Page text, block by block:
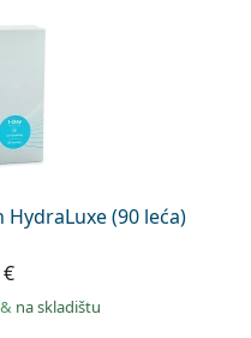
HydraLuxe (90 leća)
& na skladištu